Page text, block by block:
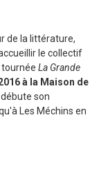
de la littérature,
le collectif
tournée La Grande
à la Maison de
débute son
Les Méchins en